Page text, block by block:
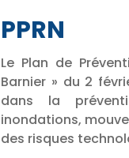
PPRN
Le Plan de
Barnier » du 2
dans la
inondations,
des risques